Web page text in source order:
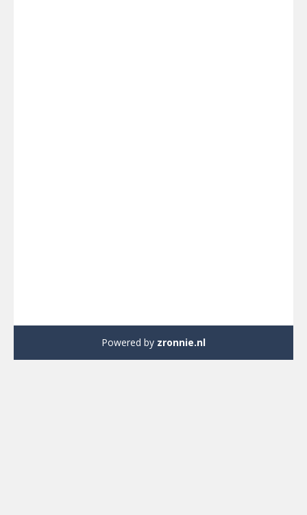
Powered by zronnie.nl